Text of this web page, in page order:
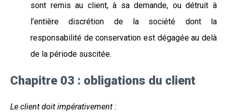
sont remis au client, à sa demande, ou détruit à
l’entière discrétion de la société dont la
responsabilité de conservation est dégagée au delà
de la période suscitée.
Chapitre 03 : obligations du client
Le client doit impérativement :